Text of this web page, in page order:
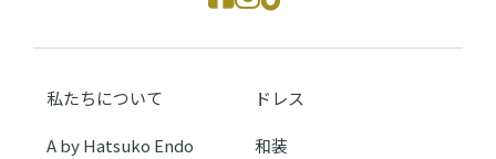
私たちについて ドレス
A by Hatsuko Endo 和装